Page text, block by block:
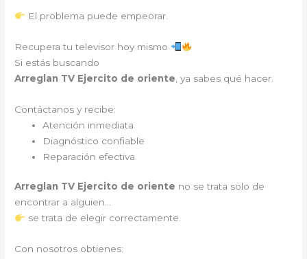
El problema puede empeorar.
Recupera tu televisor hoy mismo
Si estás buscando
Arreglan TV Ejercito de oriente , ya sabes qué hacer.
Contáctanos y recibe:
Atención inmediata
Diagnóstico confiable
Reparación efectiva
Arreglan TV Ejercito de oriente no se trata solo de
encontrar a alguien…
se trata de elegir correctamente.
Con nosotros obtienes: